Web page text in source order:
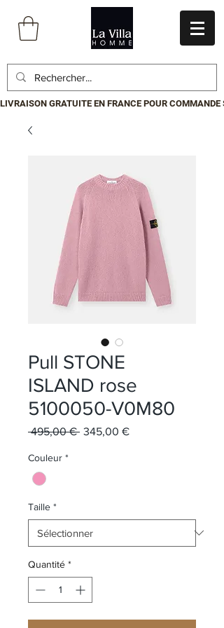
LIVRAISON GRATUITE EN FRANCE POUR
Pull STONE
ISLAND rose
5100050-V0M80
495,00 € Prix original
345,00 €Prix promotionnel
Couleur *
Taille *
Quantité *